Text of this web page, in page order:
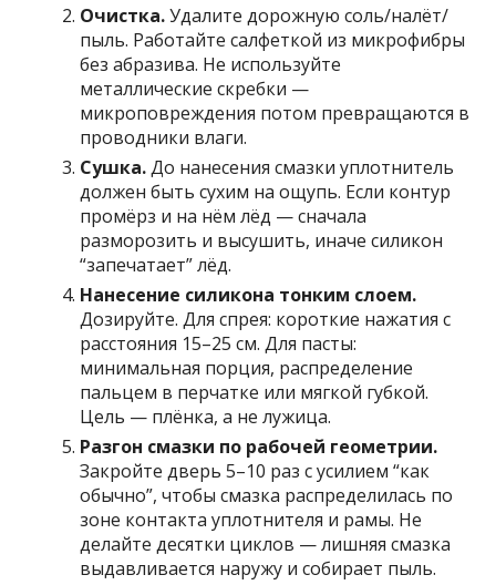
Очистка.Удалите дорожную соль/налёт/
пыль. Работайте салфеткой из микрофибры
без абразива. Не используйте
металлические скребки —
микроповреждения потом превращаются в
проводники влаги.
Сушка.До нанесения смазки уплотнитель
должен быть сухим на ощупь. Если контур
промёрз и на нём лёд — сначала
разморозить и высушить, иначе силикон
“запечатает” лёд.
Нанесение силикона тонким слоем.
Дозируйте. Для спрея: короткие нажатия с
расстояния 15–25 см. Для пасты:
минимальная порция, распределение
пальцем в перчатке или мягкой губкой.
Цель — плёнка, а не лужица.
Разгон смазки по рабочей геометрии.
Закройте дверь 5–10 раз с усилием “как
обычно”, чтобы смазка распределилась по
зоне контакта уплотнителя и рамы. Не
делайте десятки циклов — лишняя смазка
выдавливается наружу и собирает пыль.